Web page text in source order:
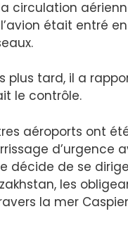
circulation
était entré
plus tard, il a
le contrôle.
aéroports ont
d’urgence
décide de se
les
la mer